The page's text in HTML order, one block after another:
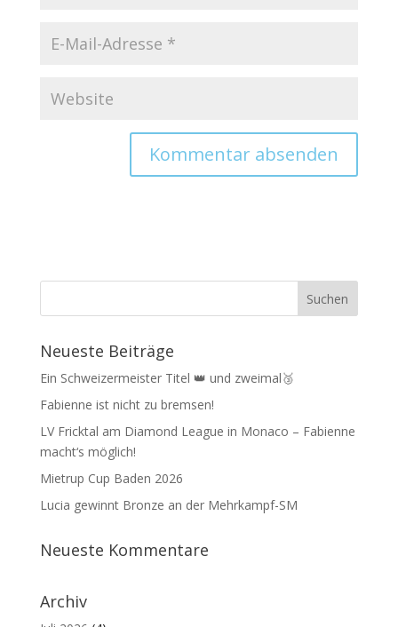
Neueste Beiträge
Ein Schweizermeister Titel 👑 und zweimal🥉
Fabienne ist nicht zu bremsen!
LV Fricktal am Diamond League in Monaco – Fabienne
macht‘s möglich!
Mietrup Cup Baden 2026
Lucia gewinnt Bronze an der Mehrkampf-SM
Neueste Kommentare
Archiv